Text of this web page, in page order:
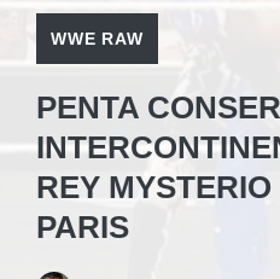
WWE RAW
PENTA
REY
PARIS